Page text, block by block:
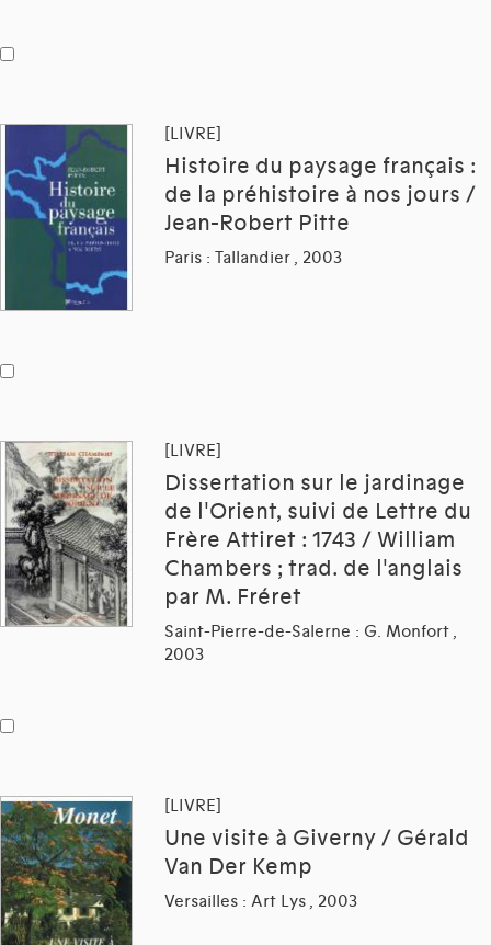
[LIVRE]
Histoire du paysage français :
de la préhistoire à nos jours /
Jean-Robert Pitte
Paris : Tallandier , 2003
[LIVRE]
Dissertation sur le jardinage
de l'Orient, suivi de Lettre du
Frère Attiret : 1743 / William
Chambers ; trad. de l'anglais
par M. Fréret
Saint-Pierre-de-Salerne : G. Monfort ,
2003
[LIVRE]
Une visite à Giverny / Gérald
Van Der Kemp
Versailles : Art Lys , 2003